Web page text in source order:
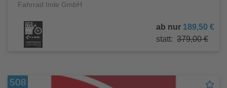
Fahrrad Imle GmbH
ab nur 189,50 €
statt: 379,00 €
508